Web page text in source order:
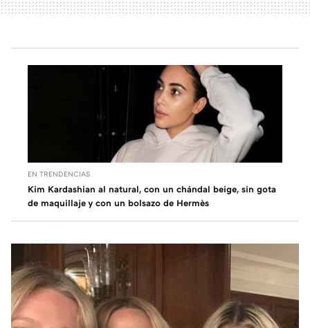
EN TRENDENCIAS
Kim Kardashian al natural, con un chándal beige, sin gota
de maquillaje y con un bolsazo de Hermès